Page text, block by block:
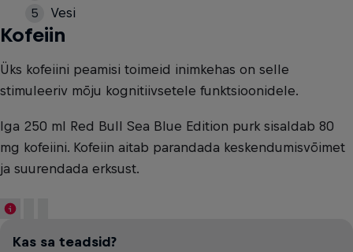
Vesi
Kofeiin
Üks kofeiini peamisi toimeid inimkehas on selle
stimuleeriv mõju kognitiivsetele funktsioonidele.
Iga 250 ml Red Bull Sea Blue Edition purk sisaldab 80
mg kofeiini. Kofeiin aitab parandada keskendumisvõimet
ja suurendada erksust.
Kas sa teadsid?